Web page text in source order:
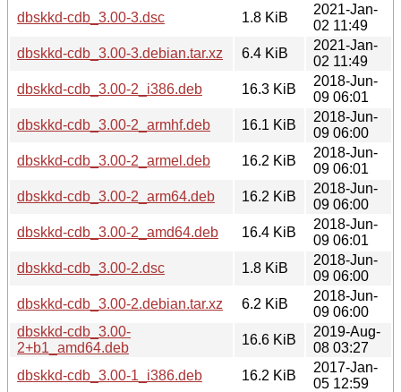
dbskkd-cdb_3.00-3.dsc
1.8 KiB
2021-Jan-
02 11:49
dbskkd-cdb_3.00-3.debian.tar.xz
6.4 KiB
2021-Jan-
02 11:49
dbskkd-cdb_3.00-2_i386.deb
16.3 KiB
2018-Jun-
09 06:01
dbskkd-cdb_3.00-2_armhf.deb
16.1 KiB
2018-Jun-
09 06:00
dbskkd-cdb_3.00-2_armel.deb
16.2 KiB
2018-Jun-
09 06:01
dbskkd-cdb_3.00-2_arm64.deb
16.2 KiB
2018-Jun-
09 06:00
dbskkd-cdb_3.00-2_amd64.deb
16.4 KiB
2018-Jun-
09 06:01
dbskkd-cdb_3.00-2.dsc
1.8 KiB
2018-Jun-
09 06:00
dbskkd-cdb_3.00-2.debian.tar.xz
6.2 KiB
2018-Jun-
09 06:00
dbskkd-cdb_3.00-
2+b1_amd64.deb
16.6 KiB
2019-Aug-
08 03:27
dbskkd-cdb_3.00-1_i386.deb
16.2 KiB
2017-Jan-
05 12:59